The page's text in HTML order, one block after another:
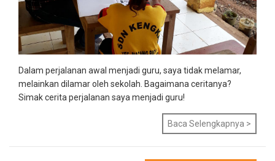
Dalam perjalanan awal menjadi guru, saya tidak melamar,
melainkan dilamar oleh sekolah. Bagaimana ceritanya?
Simak cerita perjalanan saya menjadi guru!
Baca Selengkapnya >